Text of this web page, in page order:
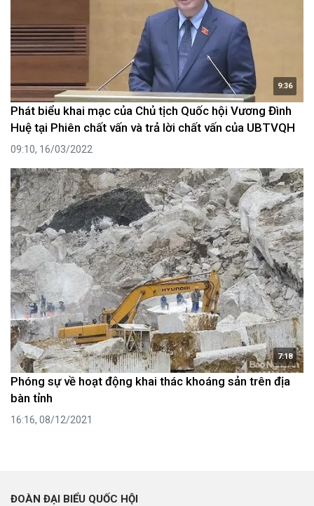
9:36
Phát biểu khai mạc của Chủ tịch Quốc hội Vương Đình
Huệ tại Phiên chất vấn và trả lời chất vấn của UBTVQH
09:10, 16/03/2022
7:18
Phóng sự về hoạt động khai thác khoáng sản trên địa
bàn tỉnh
16:16, 08/12/2021
ĐOÀN ĐẠI BIỂU QUỐC HỘI